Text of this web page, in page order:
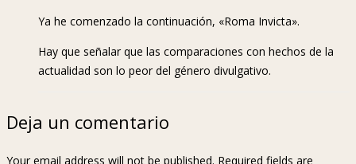
Ya he comenzado la continuación, «Roma Invicta».
Hay que señalar que las comparaciones con hechos de la
actualidad son lo peor del género divulgativo.
Deja un comentario
Your email address will not be published. Required fields are